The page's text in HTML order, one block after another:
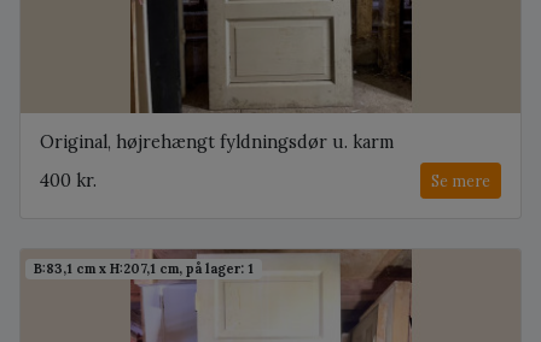
Original, højrehængt fyldningsdør u. karm
400 kr.
Se mere
B:83,1 cm x H:207,1 cm, på lager: 1